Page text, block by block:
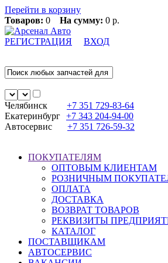
Перейти в корзину
Товаров: 0 На сумму: 0 р.
РЕГИСТРАЦИЯ ВХОД
Челябинск +7 351 729-83-64
Екатеринбург +7 343 204-94-00
Автосервис
+7 351 726-59-32
ПОКУПАТЕЛЯМ
ОПТОВЫМ КЛИЕНТАМ
РОЗНИЧНЫМ
ОПЛАТА
ДОСТАВКА
ВОЗВРАТ ТОВАРОВ
РЕКВИЗИТЫ
КАТАЛОГ
ПОСТАВЩИКАМ
АВТОСЕРВИС